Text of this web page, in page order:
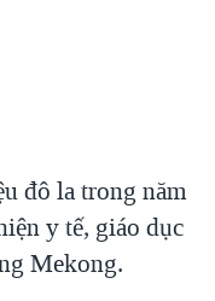
QUÁ KHỨ VÀ HIỆN
đô la trong năm
y tế, giáo dục
Mekong.